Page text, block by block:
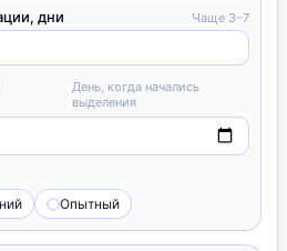
дни Чаще 3–7
День, когда начались
выделения
Опытный